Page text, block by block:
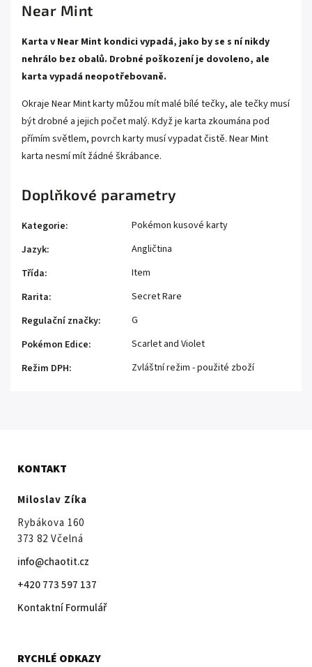
Near Mint
Karta v Near Mint kondici vypadá, jako by se s ní nikdy
nehrálo bez obalů. Drobné poškození je dovoleno, ale
karta vypadá neopotřebovaně.
Okraje Near Mint karty můžou mít malé bílé tečky, ale tečky musí
být drobné a jejich počet malý. Když je karta zkoumána pod
přímím světlem, povrch karty musí vypadat čistě. Near Mint
karta nesmí mít žádné škrábance.
Doplňkové parametry
Kategorie:
Pokémon kusové karty
Jazyk:
Angličtina
Třída:
Item
Rarita:
Secret Rare
Regulační značky:
G
Pokémon Edice:
Scarlet and Violet
Režim DPH: Zvláštní režim - použité zboží
KONTAKT
Miloslav Zíka
Rybákova 160
373 82 Včelná
info@chaotit.cz
+420 773 597 137
Kontaktní Formulář
RYCHLÉ ODKAZY